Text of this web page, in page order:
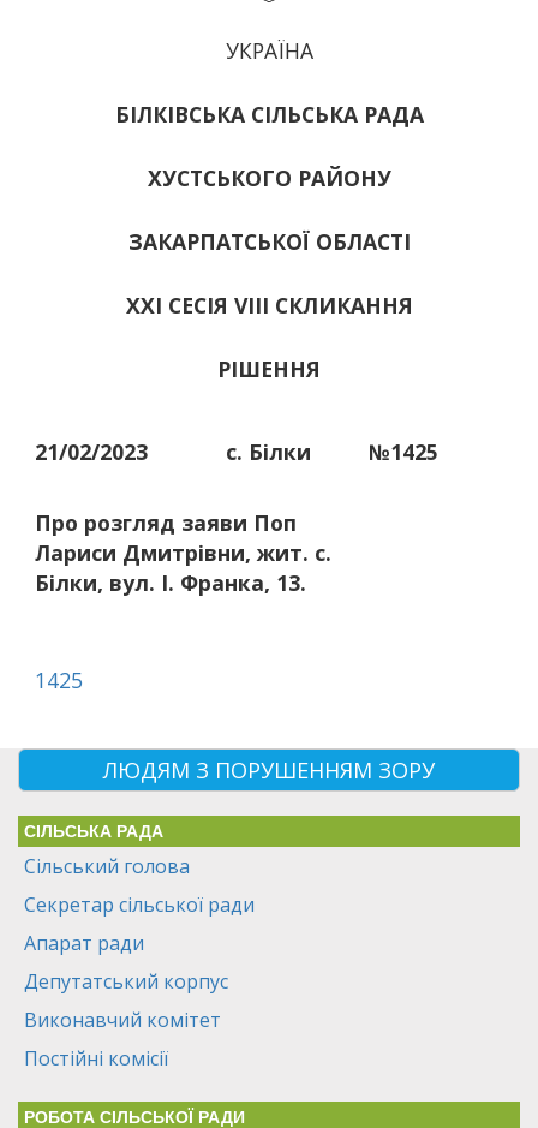
УКРАЇНА
БІЛКІВСЬКА СІЛЬСЬКА РАДА
ХУСТСЬКОГО РАЙОНУ
ЗАКАРПАТСЬКОЇ ОБЛАСТІ
ХХІ СЕСІЯ VIII СКЛИКАННЯ
РІШЕННЯ
21/02/2023 с. Білки №1425
Про розгляд заяви Поп
Лариси Дмитрівни, жит. с.
Білки, вул. І. Франка, 13.
1425
ЛЮДЯМ З ПОРУШЕННЯМ ЗОРУ
СІЛЬСЬКА РАДА
Сільський голова
Секретар сільської ради
Апарат ради
Депутатський корпус
Виконавчий комітет
Постійні комісії
РОБОТА СІЛЬСЬКОЇ РАДИ